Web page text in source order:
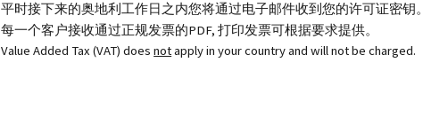
平时接下来的奥地利工作日之内您将通过电子邮件收到您的许可证密钥。
每一个客户接收通过正规发票的PDF, 打印发票可根据要求提供。
Value Added Tax (VAT) doesnotapply in your country and will not be charged.